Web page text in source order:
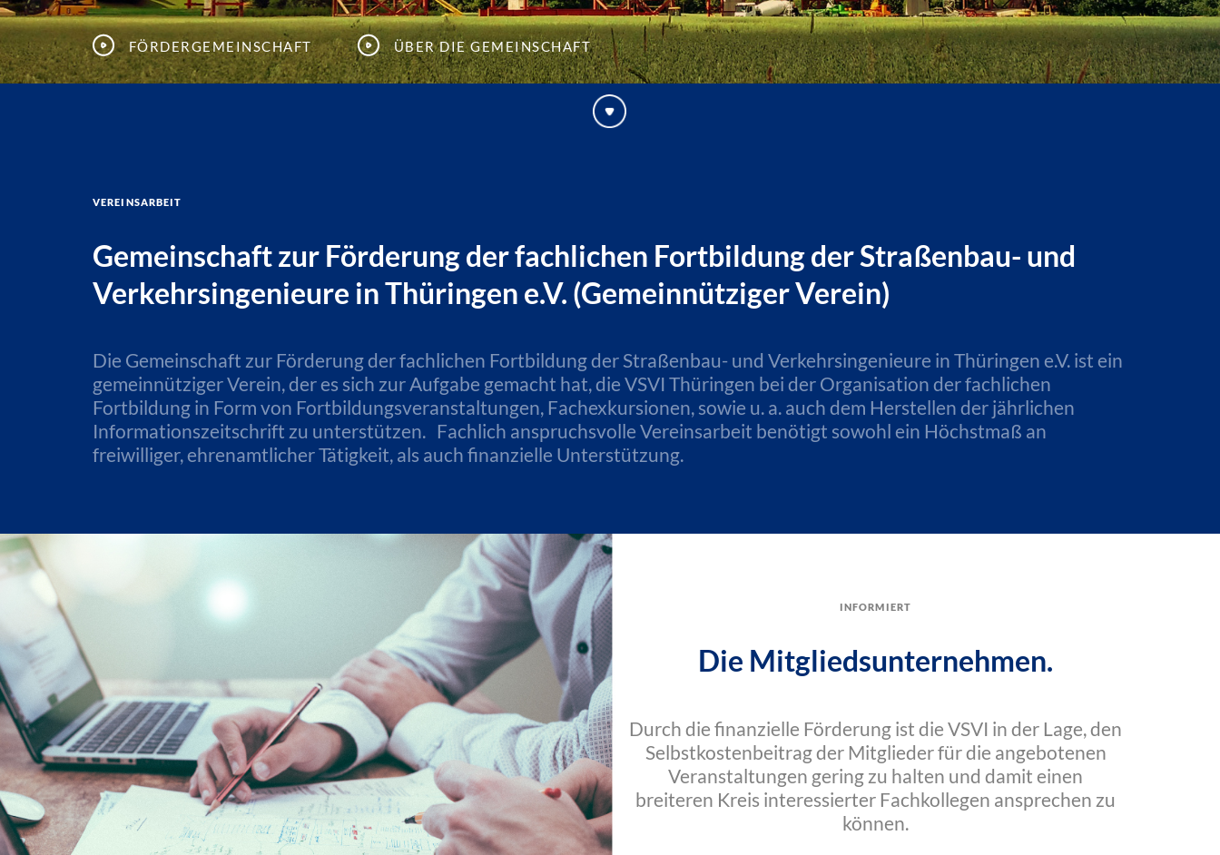
Fördergemeinschaft Über die Gemeinschaft
Vereinsarbeit
Gemeinschaft zur Förderung der fachlichen Fortbildung der Straßenbau- und
Verkehrsingenieure in Thüringen e.V. (Gemeinnütziger Verein)
Die Gemeinschaft zur Förderung der fachlichen Fortbildung der Straßenbau- und Verkehrsingenieure in Thüringen e.V. ist ein
gemeinnütziger Verein, der es sich zur Aufgabe gemacht hat, die VSVI Thüringen bei der Organisation der fachlichen
Fortbildung in Form von Fortbildungsveranstaltungen, Fachexkursionen, sowie u. a. auch dem Herstellen der jährlichen
Informationszeitschrift zu unterstützen. Fachlich anspruchsvolle Vereinsarbeit benötigt sowohl ein Höchstmaß an
freiwilliger, ehrenamtlicher Tätigkeit, als auch finanzielle Unterstützung.
informiert
Die Mitgliedsunternehmen.
Durch die finanzielle Förderung ist die VSVI in der Lage, den
Selbstkostenbeitrag der Mitglieder für die angebotenen
Veranstaltungen gering zu halten und damit einen
breiteren Kreis interessierter Fachkollegen ansprechen zu
können.